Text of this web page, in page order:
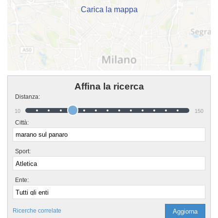
Carica la mappa
Affina la ricerca
Distanza:
10 150
Città:
Sport:
Ente:
Ricerche correlate